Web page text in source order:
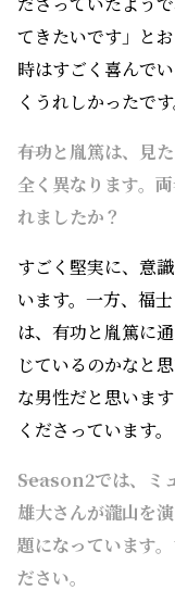
てきたいです」と
時はすごく喜んで
くうれしかったです
――有功と胤篤は、
全く異なります。
れましたか？
すごく堅実に、意
います。一方、福
は、有功と胤篤に
じているのかなと
な男性だと思いま
くださっています。
――Season2では、
雄大さんが瀧山を
題になっています
ださい。